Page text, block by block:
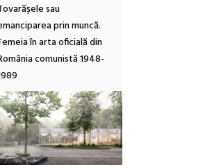
sau
prin muncă.
în arta oficială din
comunistă 1948-